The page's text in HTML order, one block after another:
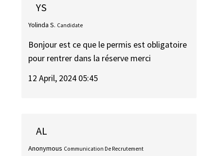
YS
Yolinda S. Candidate
Bonjour est ce que le permis est obligatoire
pour rentrer dans la réserve merci
12 April, 2024 05:45
AL
Anonymous Communication De Recrutement